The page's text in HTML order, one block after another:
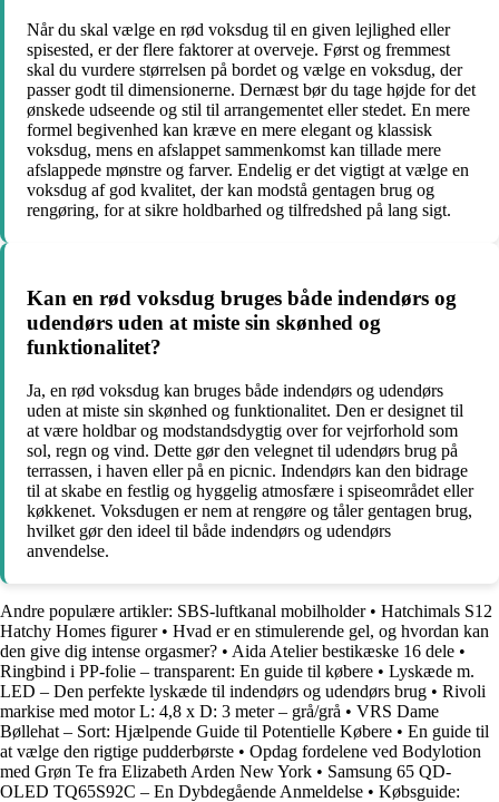
Når du skal vælge en rød voksdug til en given lejlighed eller
spisested, er der flere faktorer at overveje. Først og fremmest
skal du vurdere størrelsen på bordet og vælge en voksdug, der
passer godt til dimensionerne. Dernæst bør du tage højde for det
ønskede udseende og stil til arrangementet eller stedet. En mere
formel begivenhed kan kræve en mere elegant og klassisk
voksdug, mens en afslappet sammenkomst kan tillade mere
afslappede mønstre og farver. Endelig er det vigtigt at vælge en
voksdug af god kvalitet, der kan modstå gentagen brug og
rengøring, for at sikre holdbarhed og tilfredshed på lang sigt.
Kan en rød voksdug bruges både indendørs og
udendørs uden at miste sin skønhed og
funktionalitet?
Ja, en rød voksdug kan bruges både indendørs og udendørs
uden at miste sin skønhed og funktionalitet. Den er designet til
at være holdbar og modstandsdygtig over for vejrforhold som
sol, regn og vind. Dette gør den velegnet til udendørs brug på
terrassen, i haven eller på en picnic. Indendørs kan den bidrage
til at skabe en festlig og hyggelig atmosfære i spiseområdet eller
køkkenet. Voksdugen er nem at rengøre og tåler gentagen brug,
hvilket gør den ideel til både indendørs og udendørs
anvendelse.
Andre populære artikler: SBS-luftkanal mobilholder• Hatchimals S12
Hatchy Homes figurer• Hvad er en stimulerende gel, og hvordan kan
den give dig intense orgasmer? • Aida Atelier bestikæske 16 dele •
Ringbind i PP-folie – transparent: En guide til købere • Lyskæde m.
LED – Den perfekte lyskæde til indendørs og udendørs brug • Rivoli
markise med motor L: 4,8 x D: 3 meter – grå/grå • VRS Dame
Bøllehat – Sort: Hjælpende Guide til Potentielle Købere • En guide til
at vælge den rigtige pudderbørste • Opdag fordelene ved Bodylotion
med Grøn Te fra Elizabeth Arden New York • Samsung 65 QD-
OLED TQ65S92C – En Dybdegående Anmeldelse • Købsguide: